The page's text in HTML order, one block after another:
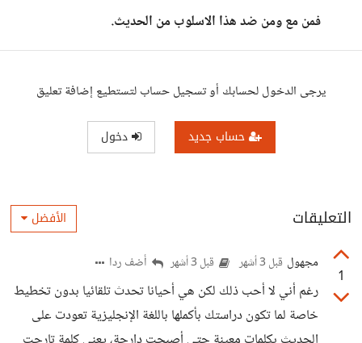
فمن مع ومن ضد هذا الاسلوب من الحديث.
يرجى الدخول لحسابك أو تسجيل حساب لتستطيع إضافة تعليق
حساب جديد دخول
التعليقات الأفضل
1
مجهول قبل 3 أشهر قبل 3 أشهر أضف ردا
رغم أني لا أحب ذلك لكن هي أحيانا تحدث تلقائيا بدون تخطيط
خاصة لما تكون دراستك بأكملها باللغة الإنجليزية تعودت على